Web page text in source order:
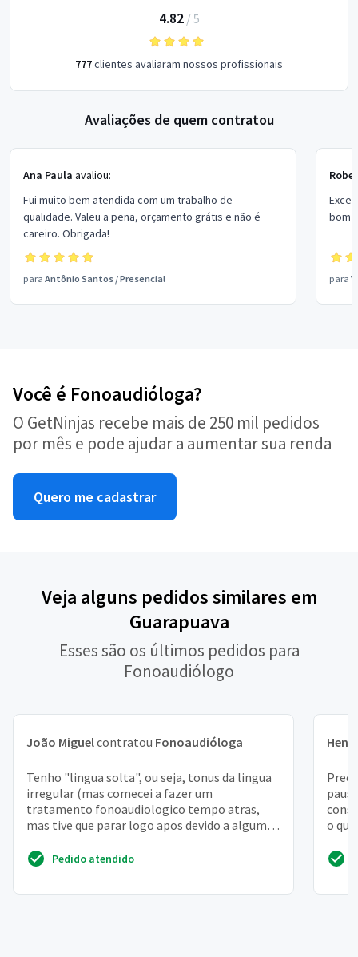
4.82/ 5
777clientes avaliaram nossos profissionais
Avaliações de quem contratou
Ana Paula avaliou:
Fui muito bem atendida com um trabalho de
qualidade. Valeu a pena, orçamento grátis e não é
careiro. Obrigada!
para Antônio Santos /Presencial
bom
para
Você é Fonoaudióloga?
O GetNinjas recebe mais de 250 mil pedidos
por mês e pode ajudar a aumentar sua renda
Quero me cadastrar
Veja alguns pedidos similares em
Guarapuava
Esses são os últimos pedidos para
Fonoaudiólogo
João Miguelcontratou Fonoaudióloga
Tenho "lingua solta", ou seja, tonus da lingua
irregular (mas comecei a fazer um
tratamento fonoaudiologico tempo atras,
mas tive que parar logo apos devido a algumas
Pedido atendido
o